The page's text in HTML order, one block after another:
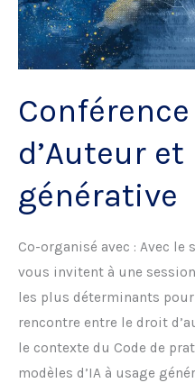
d’Auteur et
générative
Co-organisé avec : Avec le
vous invitent à une
les plus déterminants pour
rencontre entre le droit
le contexte du Code de
modèles d’IA à usage